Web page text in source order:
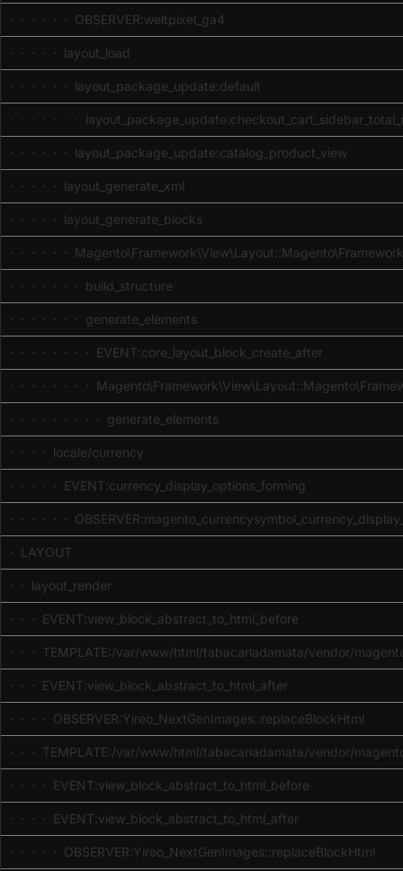
· · · · · · OBSERVER:weltpixel_ga4
· · · · · layout_load
· · · · · · layout_package_update:default
· · · · · · ·
· · · · · · layout_package_update:catalog_product_view
· · · · · layout_generate_xml
· · · · · layout_generate_blocks
· · · · · ·
· · · · · · · build_structure
· · · · · · · generate_elements
· · · · · · · · EVENT:core_layout_block_create_after
· · · · · · · ·
· · · · · · · · · generate_elements
· · · · locale/currency
· · · · · EVENT:currency_display_options_forming
· · · · · ·
· LAYOUT
· · layout_render
· · · EVENT:view_block_abstract_to_html_before
· · · TEMPLATE:/var/www/html/tabacariadamata/vendor/
· · · EVENT:view_block_abstract_to_html_after
· · · · OBSERVER:Yireo_NextGenImages::replaceBlockHtml
· · · TEMPLATE:/var/www/html/tabacariadamata/vendor/
· · · · EVENT:view_block_abstract_to_html_before
· · · · EVENT:view_block_abstract_to_html_after
· · · · · OBSERVER:Yireo_NextGenImages::replaceBlockHtml